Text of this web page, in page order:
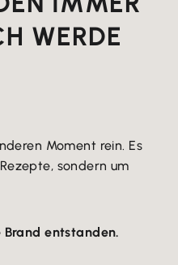
WERDE
Moment rein. Es
sondern um
entstanden.